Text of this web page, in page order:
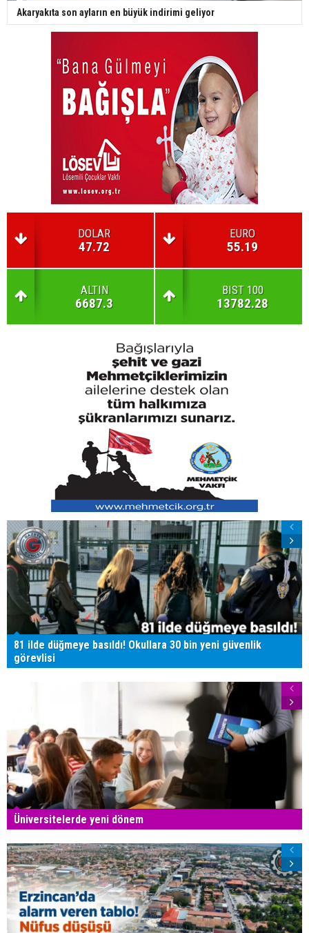
Akaryakıta son ayların en büyük indirimi geliyor
DOLAR
47.72
EURO
55.19
ALTIN
6687.3
BIST 100
13782.28
81 ilde düğmeye basıldı! Okullara 30 bin yeni güvenlik
görevlisi
Üniversitelerde yeni dönem